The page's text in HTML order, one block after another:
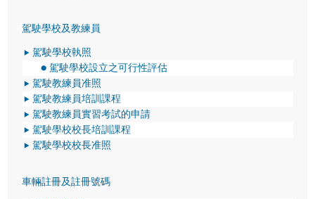
駕駛學校及教練員
駕駛學校執照
駕駛學校設立之可行性評估
駕駛教練員准照
駕駛教練員培訓課程
駕駛教練員實習考試的申請
駕駛學校校長培訓課程
駕駛學校校長准照
車輛註冊及註冊號碼